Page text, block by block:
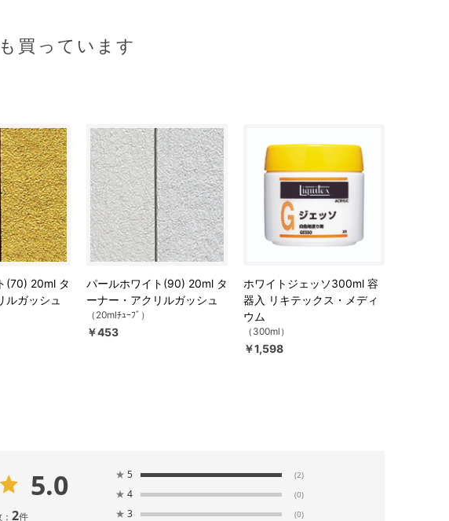
買っています
(70) 20ml タ
ルガッシュ
パールホワイト(90) 20ml タ
ーナー・アクリルガッシュ
（20mlﾁｭｰﾌﾞ）
￥453
ホワイトジェッソ300ml 容
器入 リキテックス・メディ
ウム
（300ml）
￥1,598
5.0
2件
★ 5 (2)
★ 4 (0)
★ 3 (0)